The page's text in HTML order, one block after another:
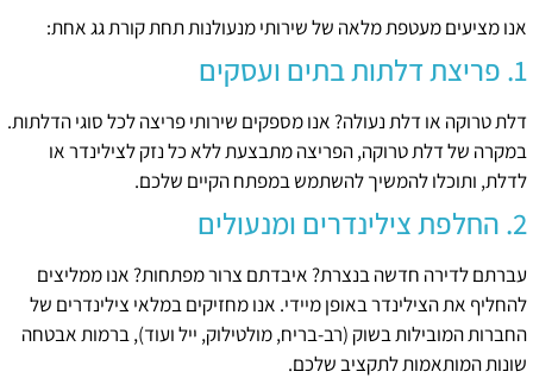
אנו מציעים מעטפת מלאה של שירותי מנעולנות תחת קורת גג אחת:
1. פריצת דלתות בתים ועסקים
דלת טרוקה או דלת נעולה? אנו מספקים שירותי פריצה לכל סוגי הדלתות.
במקרה של דלת טרוקה, הפריצה מתבצעת ללא כל נזק לצילינדר או
לדלת, ותוכלו להמשיך להשתמש במפתח הקיים שלכם.
2. החלפת צילינדרים ומנעולים
עברתם לדירה חדשה בנצרת? איבדתם צרור מפתחות? אנו ממליצים
להחליף את הצילינדר באופן מיידי. אנו מחזיקים במלאי צילינדרים של
החברות המובילות בשוק (רב-בריח, מולטילוק, ייל ועוד), ברמות אבטחה
שונות המותאמות לתקציב שלכם.